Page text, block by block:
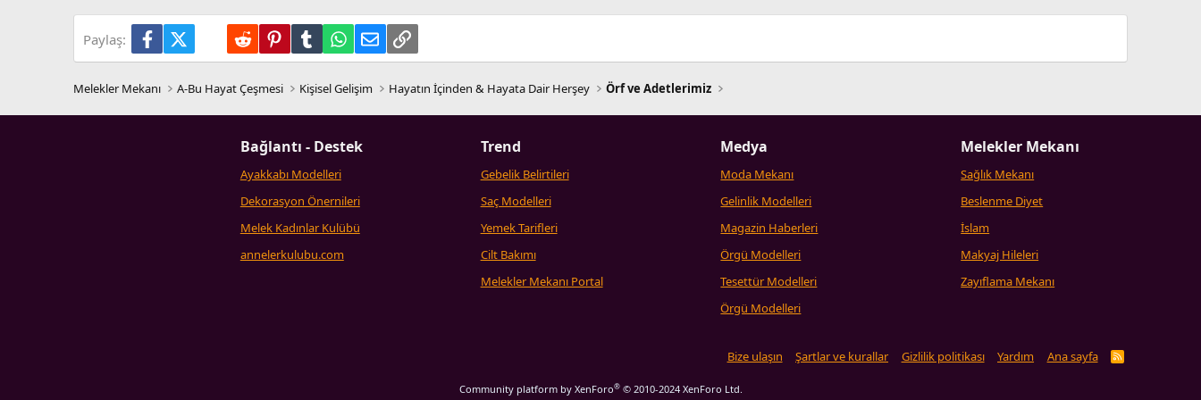
Paylaş: FacebookX (Twitter)LinkedIn
Reddit PinterestTumblrWhatsApp
E-postaLink
Melekler Mekanı A-Bu Hayat Çeşmesi Kişisel Gelişim Hayatın İçinden & Hayata Dair Herşey Örf ve Adetlerimiz
Bağlantı - Destek
Ayakkabı Modelleri
Dekorasyon Önernileri
Melek Kadınlar Kulübü
annelerkulubu.com
Trend
Gebelik Belirtileri
Saç Modelleri
Yemek Tarifleri
Cilt Bakımı
Melekler Mekanı Portal
Medya
Moda Mekanı
Gelinlik Modelleri
Magazin Haberleri
Örgü Modelleri
Tesettür Modelleri
Örgü Modelleri
Melekler Mekanı
Sağlık Mekanı
Beslenme Diyet
İslam
Makyaj Hileleri
Zayıflama Mekanı
Bize ulaşın Şartlar ve kurallar Gizlilik politikası Yardım Ana sayfa
R
Community platform by XenForo® © 2010-2024 XenForo Ltd.